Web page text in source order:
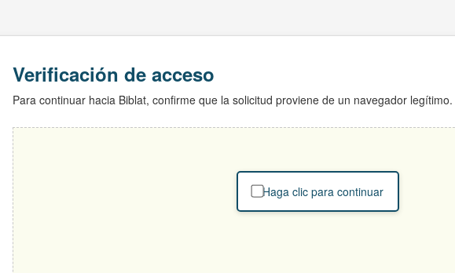
Verificación de acceso
Para continuar hacia Biblat, confirme que la solicitud proviene de un navegador legítimo.
Haga clic para continuar